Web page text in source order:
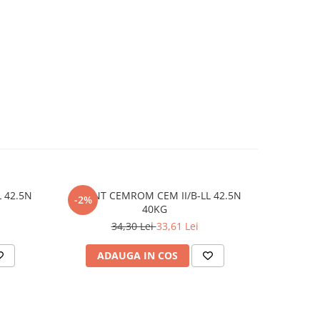
42.5N -2%
CIMENT CEMROM CEM II/B-LL 42.5N
40KG
34,30 Lei33,61 Lei
ADAUGA IN COS